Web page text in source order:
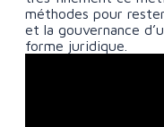
méthodes pour
et la gouvernance
forme juridique.